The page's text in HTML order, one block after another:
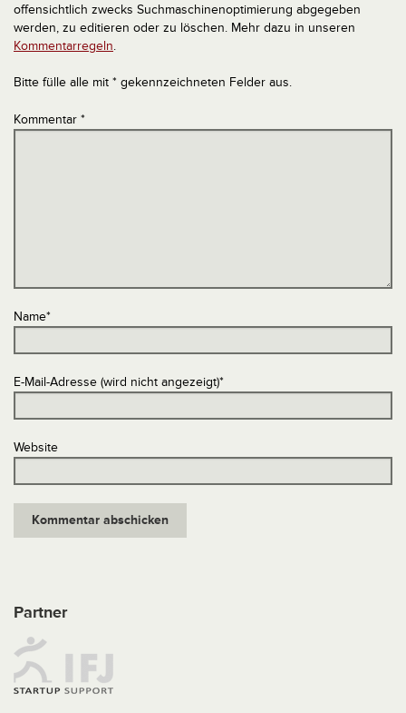
offensichtlich zwecks Suchmaschinenoptimierung abgegeben
werden, zu editieren oder zu löschen. Mehr dazu in unseren
Kommentarregeln.
Bitte fülle alle mit * gekennzeichneten Felder aus.
Kommentar *
Name*
E-Mail-Adresse (wird nicht angezeigt)*
Website
Partner